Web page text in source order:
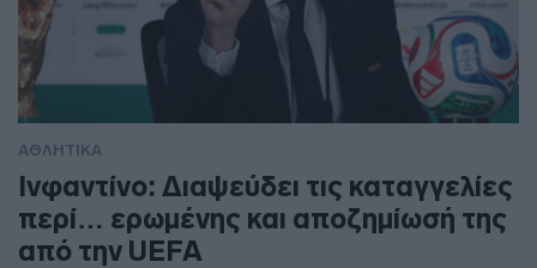
ΑΘΛΗΤΙΚΑ
Ινφαντίνο: Διαψεύδει τις καταγγελίες
περί… ερωμένης και αποζημίωσή της
από την UEFA